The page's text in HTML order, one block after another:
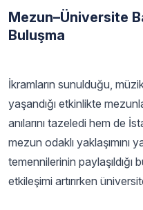
Mezun–Üniversite
Buluşma
İkramların sunulduğu,
yaşandığı etkinlikte
anılarını tazeledi hem de
mezun odaklı yaklaşımını
temennilerinin paylaşıldığı
etkileşimi artırırken